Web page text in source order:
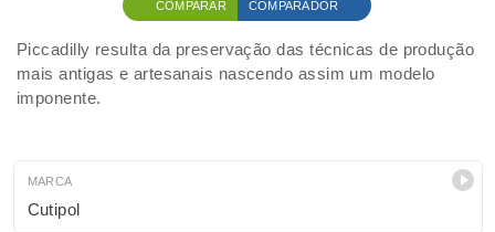
COMPARAR COMPARADOR
Piccadilly resulta da preservação das técnicas de produção
mais antigas e artesanais nascendo assim um modelo
imponente.
MARCA
Cutipol